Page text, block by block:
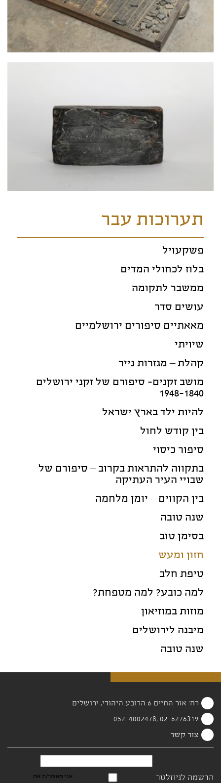
תערוכות עבר
פשקעויל
בלוז לכחולי המדים
ממשבר לתקומה
עושים סדר
מאאתיים סיפורים ירושלמיים
שיויתי
קהלת – מגזרות נייר
מושב זקנים- סיפורם של זקני ירושלים
1948-1840
להיות ילד בארץ ישראל
בין קודש לחול
סיפור כיסוי
בתקווה להתראות בקרוב – סיפורם של
שבויי העיר העתיקה
בין הקווים – יומן מלחמה
שנה טובה
בסימן טוב
חזון ומעש
טיפת חלב
למה כובע? למה מטפחת?
מוזות במוזיאון
מיבנה לירושלים
שנה טובה
רח' אור החיים 6 הרובע היהודי, ירושלים
02-6276319 ,052-4002478
צור קשר
הרשמה לניוזלטר אני מאשר/ת את